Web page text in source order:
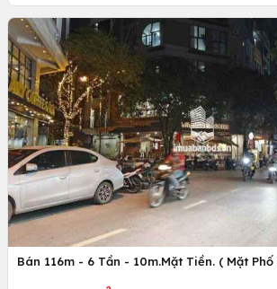
Bán 116m - 6 Tần - 10m.Mặt Tiền. ( Mặt Phố